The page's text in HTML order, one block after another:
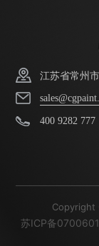
江苏省常州
400 9282 777
Copyright
苏ICP备